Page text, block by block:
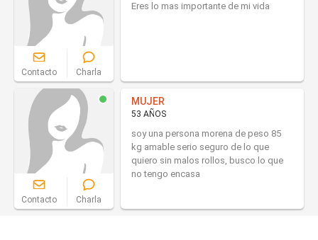
Contacto Charla
Eres lo mas importante de mi vida
Contacto Charla
MUJER
53 AÑOS
soy una persona morena de peso 85
kg amable serio seguro de lo que
quiero sin malos rollos, busco lo que
no tengo encasa